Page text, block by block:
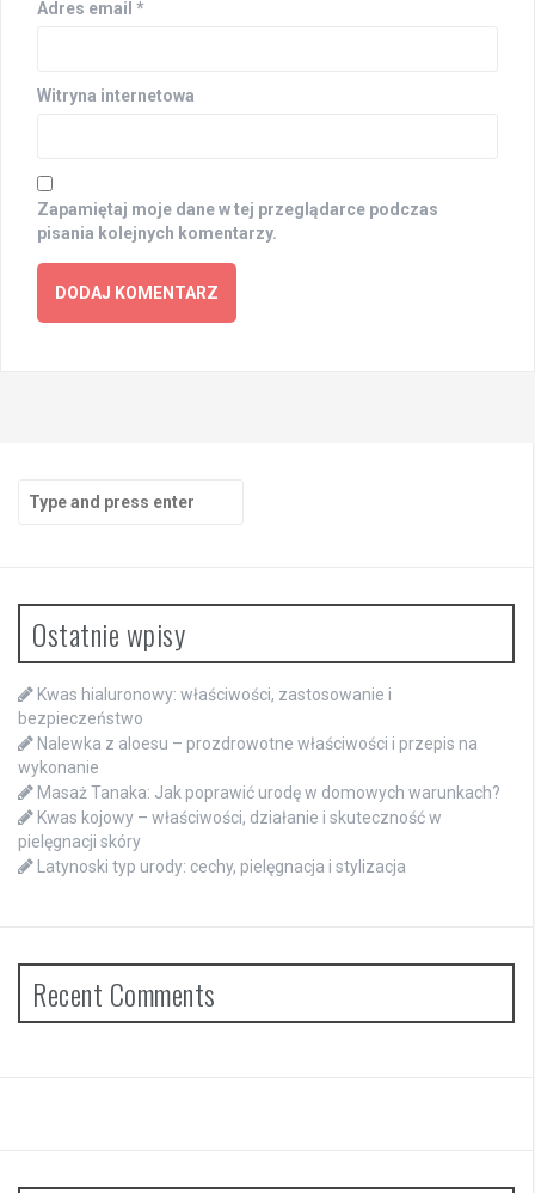
Adres email *
Witryna internetowa
Zapamiętaj moje dane w tej przeglądarce podczas
pisania kolejnych komentarzy.
for:
Ostatnie wpisy
Kwas hialuronowy: właściwości, zastosowanie i
bezpieczeństwo
Nalewka z aloesu – prozdrowotne właściwości i przepis na
wykonanie
Masaż Tanaka: Jak poprawić urodę w domowych warunkach?
Kwas kojowy – właściwości, działanie i skuteczność w
pielęgnacji skóry
Latynoski typ urody: cechy, pielęgnacja i stylizacja
Recent Comments